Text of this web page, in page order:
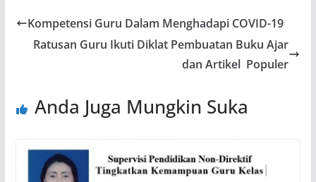
Kompetensi Guru Dalam Menghadapi COVID-19
Ratusan Guru Ikuti Diklat Pembuatan Buku Ajar
dan Artikel Populer
Anda Juga Mungkin Suka